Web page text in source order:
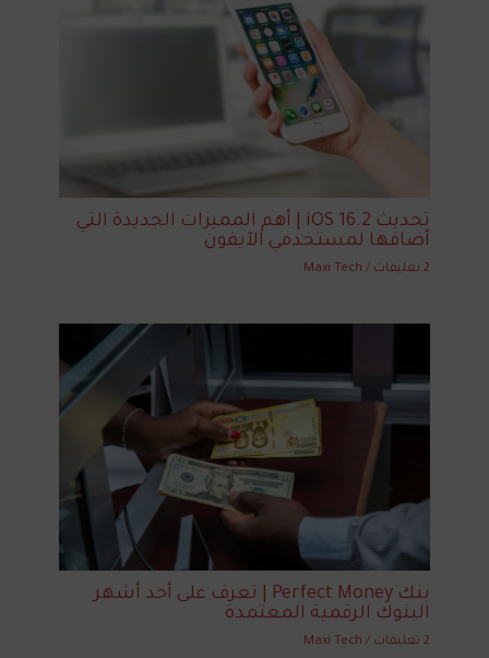
تحديث iOS 16.2 | أهم المميزات الجديدة التي
أضافها لمستخدمي الآيفون
2 تعليقات /
Maxi Tech
بنك Perfect Money | تعرف على أحد أشهر
البنوك الرقمية المعتمدة
2 تعليقات /
Maxi Tech